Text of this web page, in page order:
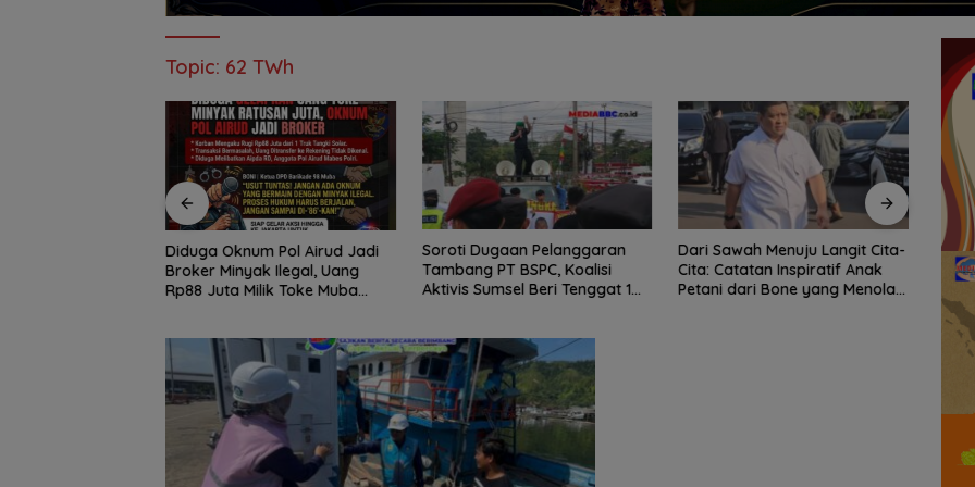
Topic: 62 TWh
Diduga Oknum Pol Airud Jadi
Broker Minyak Ilegal, Uang
Rp88 Juta Milik Toke Muba
Soroti Dugaan Pelanggaran
Tambang PT BSPC, Koalisi
Aktivis Sumsel Beri Tenggat 1
Dari Sawah Menuju Langit Cita-
Cita: Catatan Inspiratif Anak
Petani dari Bone yang Menolak